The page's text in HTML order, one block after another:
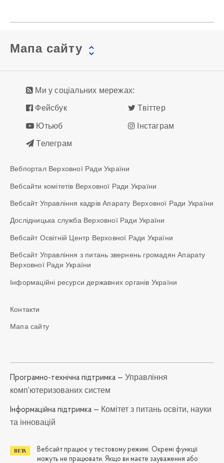
Мапа сайту
Ми у соціальних мережах:
Фейсбук Твіттер
Ютьюб Інстаграм
Телеграм
Вебпортал Верховної Ради України
Вебсайти комітетів Верховної Ради України
Вебсайт Управління кадрів Апарату Верховної Ради України
Дослідницька служба Верховної Ради України
Вебсайт Освітній Центр Верховної Ради України
Вебсайт Управління з питань звернень громадян Апарату
Верховної Ради України
Інформаційні ресурси державних органів України
Контакти
Мапа сайту
Програмно-технічна підтримка — Управління
комп'ютеризованих систем
Iнформаційна підтримка — Комітет з питань освіти, науки
та інновацій
Вебсайт працює у тестовому режимі. Окремі функції
можуть не працювати. Якщо ви маєте зауваження або